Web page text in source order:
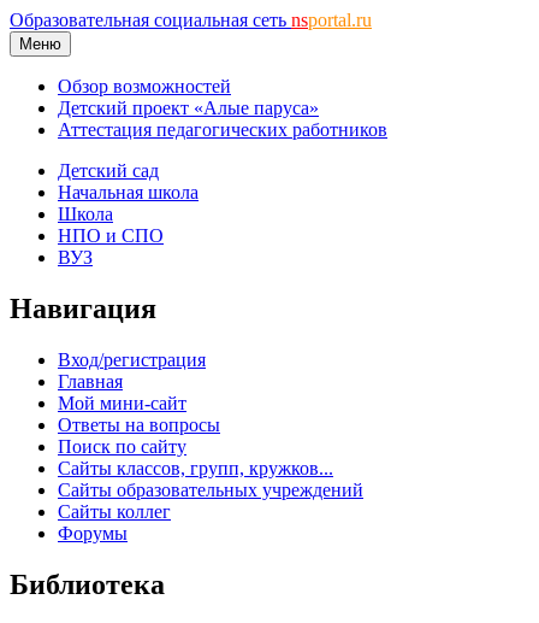
Образовательная социальная сеть nsportal.ru
Меню
Обзор возможностей
Детский проект «Алые паруса»
Аттестация педагогических работников
Детский сад
Начальная школа
Школа
НПО и СПО
ВУЗ
Навигация
Вход/регистрация
Главная
Мой мини-сайт
Ответы на вопросы
Поиск по сайту
Сайты классов, групп, кружков...
Сайты образовательных учреждений
Сайты коллег
Форумы
Библиотека